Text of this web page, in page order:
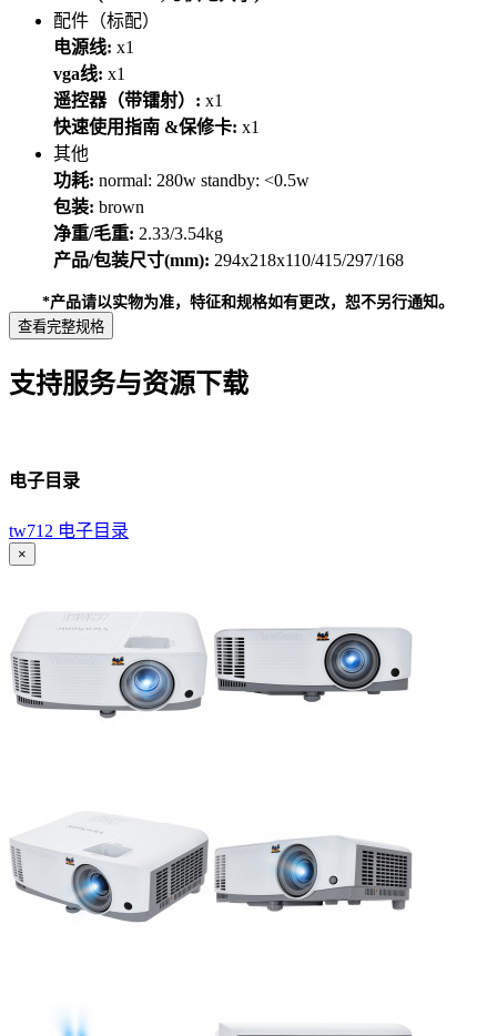
配件（标配）
电源线: x1
vga线: x1
遥控器（带镭射）: x1
快速使用指南 &保修卡: x1
其他
功耗: normal: 280w standby: <0.5w
包装: brown
净重/毛重: 2.33/3.54kg
产品/包装尺寸(mm): 294x218x110/415/297/168
*产品请以实物为准，特征和规格如有更改，恕不另行通知。
查看完整规格
支持服务与资源下载
电子目录
tw712 电子目录
×